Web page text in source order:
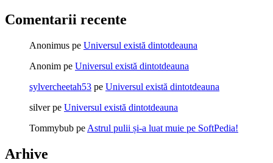
Comentarii recente
Anonimus pe Universul există dintotdeauna
Anonim pe Universul există dintotdeauna
sylvercheetah53 pe Universul există dintotdeauna
silverpe Universul există dintotdeauna
Tommybub pe Astrul pulii și-a luat muie pe SoftPedia!
Arhive